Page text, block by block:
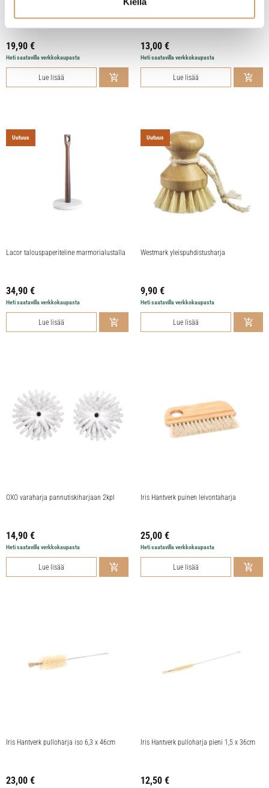
19,90 €
Heti saatavilla verkkokaupasta
Lue lisää
Iris Hantverk pulloharja keskikoko 4,5 x
36cm
13,00 €
Heti saatavilla verkkokaupasta
Lue lisää
Lacor talouspaperiteline marmorialustalla
34,90 €
Heti saatavilla verkkokaupasta
Lue lisää
Uutuus
Westmark yleispuhdistusharja
9,90 €
Heti saatavilla verkkokaupasta
Lue lisää
Uutuus
OXO varaharja pannutiskiharjaan 2kpl
14,90 €
Heti saatavilla verkkokaupasta
Lue lisää
Iris Hantverk puinen leivontaharja
25,00 €
Heti saatavilla verkkokaupasta
Lue lisää
Iris Hantverk pulloharja iso 6,3 x 46cm
23,00 €
Iris Hantverk pulloharja pieni 1,5 x 36cm
12,50 €